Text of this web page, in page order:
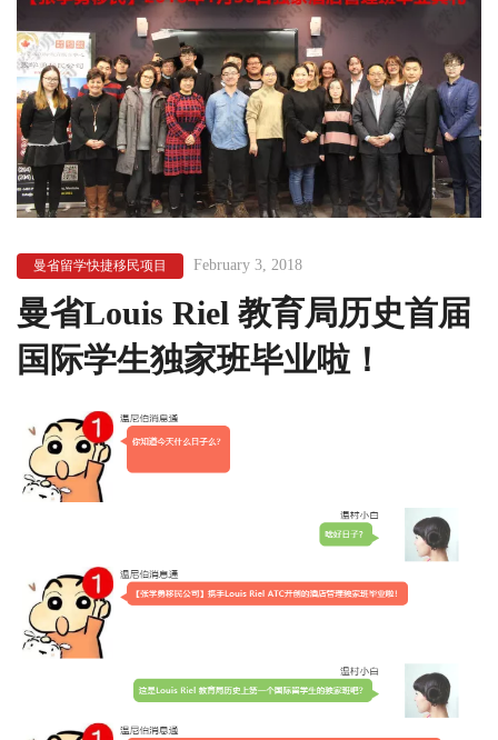
曼省留学快捷移民项目 February 3, 2018
曼省Louis Riel 教育局历史首届
国际学生独家班毕业啦！